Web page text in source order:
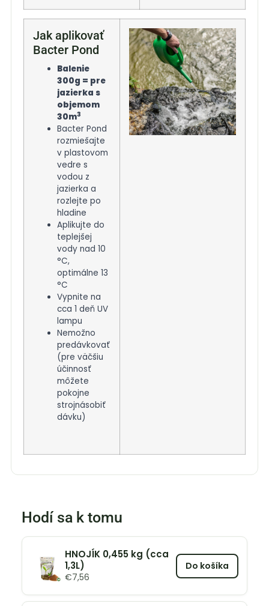
Jak aplikovať
Bacter Pond
Balenie
300g = pre
jazierka s
objemom
30m3
Bacter Pond
rozmiešajte
v plastovom
vedre s
vodou z
jazierka a
rozlejte po
hladine
Aplikujte do
teplejšej
vody nad 10
°C,
optimálne 13
°C
Vypnite na
cca 1 deň UV
lampu
Nemožno
predávkovať
(pre väčšiu
účinnosť
môžete
pokojne
strojnásobiť
dávku)
Hodí sa k tomu
HNOJÍK 0,455 kg (cca
1,3L)
€7,56
Do košíka